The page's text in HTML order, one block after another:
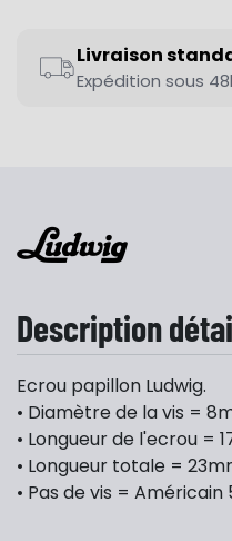
Livraison
Expédition sous
Description
Ecrou papillon Ludwig.
• Diamètre de la vis =
• Longueur de l'ecrou =
• Longueur totale =
• Pas de vis = Américain